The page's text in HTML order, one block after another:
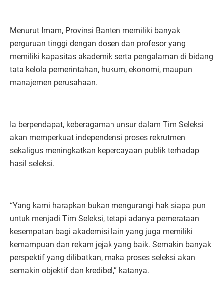
Menurut Imam, Provinsi Banten memiliki banyak
perguruan tinggi dengan dosen dan profesor yang
memiliki kapasitas akademik serta pengalaman di bidang
tata kelola pemerintahan, hukum, ekonomi, maupun
manajemen perusahaan.
Ia berpendapat, keberagaman unsur dalam Tim Seleksi
akan memperkuat independensi proses rekrutmen
sekaligus meningkatkan kepercayaan publik terhadap
hasil seleksi.
“Yang kami harapkan bukan mengurangi hak siapa pun
untuk menjadi Tim Seleksi, tetapi adanya pemerataan
kesempatan bagi akademisi lain yang juga memiliki
kemampuan dan rekam jejak yang baik. Semakin banyak
perspektif yang dilibatkan, maka proses seleksi akan
semakin objektif dan kredibel,” katanya.